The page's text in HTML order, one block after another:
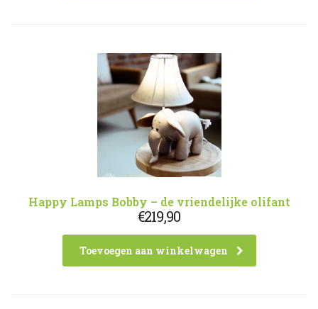
Happy Lamps Bobby – de vriendelijke olifant
€219,90
Toevoegen aan winkelwagen